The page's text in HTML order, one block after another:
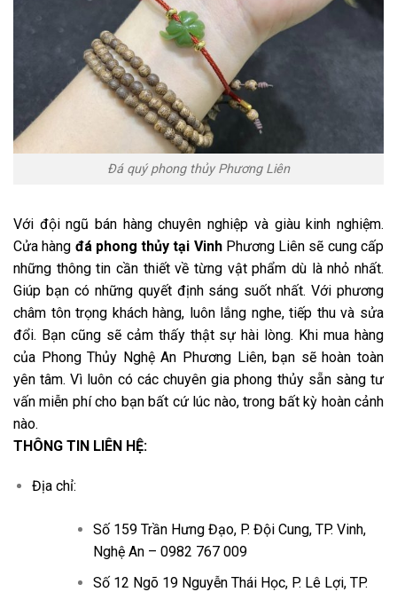
Đá quý phong thủy Phương Liên
Với đội ngũ bán hàng chuyên nghiệp và giàu kinh nghiệm.
Cửa hàng đá phong thủy tại VinhPhương Liên sẽ cung cấp
những thông tin cần thiết về từng vật phẩm dù là nhỏ nhất.
Giúp bạn có những quyết định sáng suốt nhất. Với phương
châm tôn trọng khách hàng, luôn lắng nghe, tiếp thu và sửa
đổi. Bạn cũng sẽ cảm thấy thật sự hài lòng. Khi mua hàng
của Phong Thủy Nghệ An Phương Liên, bạn sẽ hoàn toàn
yên tâm. Vì luôn có các chuyên gia phong thủy sẵn sàng tư
vấn miễn phí cho bạn bất cứ lúc nào, trong bất kỳ hoàn cảnh
nào.
THÔNG TIN LIÊN HỆ:
Địa chỉ:
Số 159 Trần Hưng Đạo, P. Đội Cung, TP. Vinh,
Nghệ An – 0982 767 009
Số 12 Ngõ 19 Nguyễn Thái Học, P. Lê Lợi, TP.